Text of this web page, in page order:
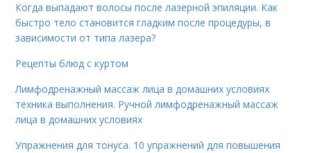
Когда выпадают волосы после лазерной эпиляции. Как
быстро тело становится гладким после процедуры, в
зависимости от типа лазера?
Рецепты блюд с куртом
Лимфодренажный массаж лица в домашних условиях
техника выполнения. Ручной лимфодренажный массаж
лица в домашних условиях
Упражнения для тонуса. 10 упражнений для повышения